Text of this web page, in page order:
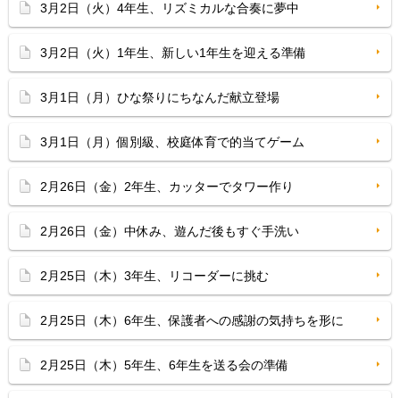
3月2日（火）4年生、リズミカルな合奏に夢中
3月2日（火）1年生、新しい1年生を迎える準備
3月1日（月）ひな祭りにちなんだ献立登場
3月1日（月）個別級、校庭体育で的当てゲーム
2月26日（金）2年生、カッターでタワー作り
2月26日（金）中休み、遊んだ後もすぐ手洗い
2月25日（木）3年生、リコーダーに挑む
2月25日（木）6年生、保護者への感謝の気持ちを形に
2月25日（木）5年生、6年生を送る会の準備